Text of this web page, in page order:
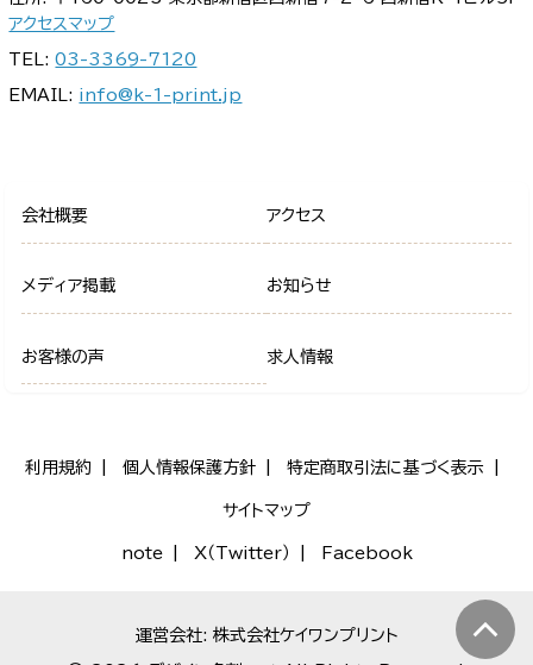
アクセスマップ
TEL:03-3369-7120
EMAIL: info@k-1-print.jp
会社概要 アクセス
メディア掲載 お知らせ
お客様の声 求人情報
利用規約 個人情報保護方針 特定商取引法に基づく表示
サイトマップ
note X（Twitter） Facebook
運営会社: 株式会社ケイワンプリント